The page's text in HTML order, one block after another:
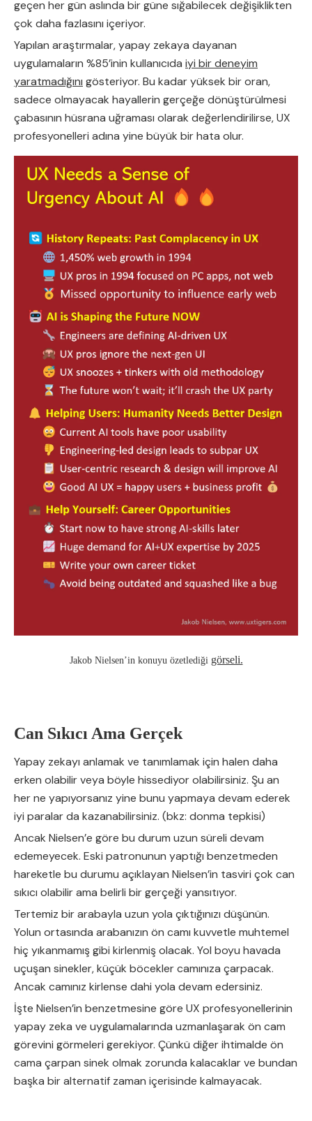
geçen her gün aslında bir güne sığabilecek değişiklikten
çok daha fazlasını içeriyor.
Yapılan araştırmalar, yapay zekaya dayanan
uygulamaların %85’inin kullanıcıda iyi bir deneyim
yaratmadığını gösteriyor. Bu kadar yüksek bir oran,
sadece olmayacak hayallerin gerçeğe dönüştürülmesi
çabasının hüsrana uğraması olarak değerlendirilirse, UX
profesyonelleri adına yine büyük bir hata olur.
Jakob Nielsen’in konuyu özetlediği görseli.
Can Sıkıcı Ama Gerçek
Yapay zekayı anlamak ve tanımlamak için halen daha
erken olabilir veya böyle hissediyor olabilirsiniz. Şu an
her ne yapıyorsanız yine bunu yapmaya devam ederek
iyi paralar da kazanabilirsiniz. (bkz: donma tepkisi)
Ancak Nielsen’e göre bu durum uzun süreli devam
edemeyecek. Eski patronunun yaptığı benzetmeden
hareketle bu durumu açıklayan Nielsen’in tasviri çok can
sıkıcı olabilir ama belirli bir gerçeği yansıtıyor.
Tertemiz bir arabayla uzun yola çıktığınızı düşünün.
Yolun ortasında arabanızın ön camı kuvvetle muhtemel
hiç yıkanmamış gibi kirlenmiş olacak. Yol boyu havada
uçuşan sinekler, küçük böcekler camınıza çarpacak.
Ancak camınız kirlense dahi yola devam edersiniz.
İşte Nielsen’in benzetmesine göre UX profesyonellerinin
yapay zeka ve uygulamalarında uzmanlaşarak ön cam
görevini görmeleri gerekiyor. Çünkü diğer ihtimalde ön
cama çarpan sinek olmak zorunda kalacaklar ve bundan
başka bir alternatif zaman içerisinde kalmayacak.